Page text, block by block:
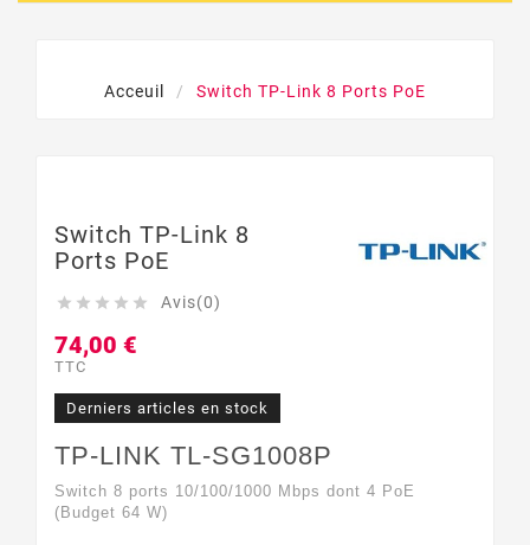
Acceuil Switch TP-Link 8 Ports PoE
Switch TP-Link 8
Ports PoE
     Avis(0)
74,00 €
TTC
Derniers articles en stock
TP-LINK TL-SG1008P
Switch 8 ports 10/100/1000 Mbps dont 4 PoE
(Budget 64 W)